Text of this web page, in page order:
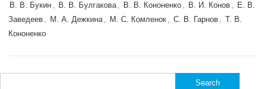
В. В. Букин , В. В. Булгакова , В. В. Кононенко , В. И. Конов , Е. В.
Заведеев , М. A. Дежкина , М. С. Комленок , С. В. Гарнов , Т. В.
Кононенко